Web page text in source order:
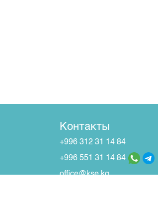
Контакты
+996 312 31 14 84
+996 551 31 14 84
office@kse.kg